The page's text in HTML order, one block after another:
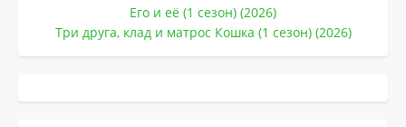
Его и её (1 сезон) (2026)
Три друга, клад и матрос Кошка (1 сезон) (2026)